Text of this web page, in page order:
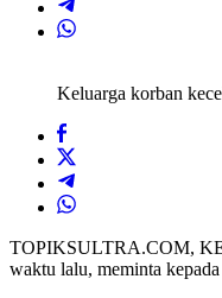
Keluarga korban
TOPIKSULTRA.COM,
waktu lalu, meminta